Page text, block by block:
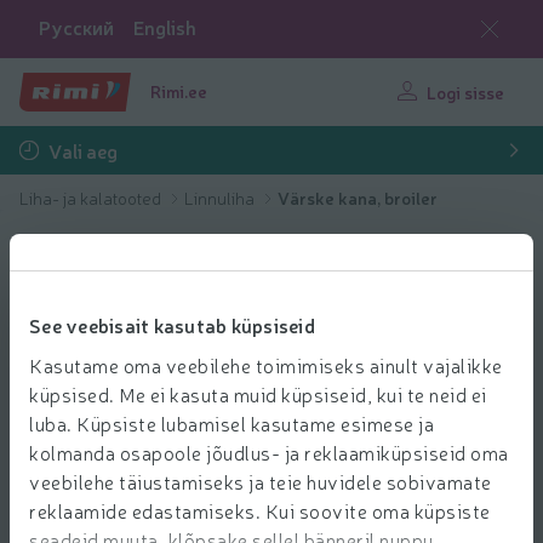
See veebisait kasutab küpsiseid
Kasutame oma veebilehe toimimiseks ainult vajalikke
küpsised. Me ei kasuta muid küpsiseid, kui te neid ei
luba. Küpsiste lubamisel kasutame esimese ja
kolmanda osapoole jõudlus- ja reklaamiküpsiseid oma
veebilehe täiustamiseks ja teie huvidele sobivamate
reklaamide edastamiseks. Kui soovite oma küpsiste
Русский English
Rimi.ee Logi sisse
Vali aeg
Liha- ja kalatooted Linnuliha Värske kana, broiler